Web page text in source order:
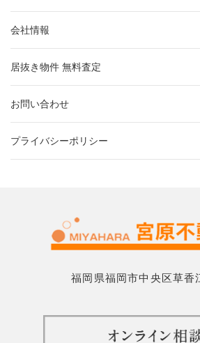
会社情報
居抜き物件 無料査定
お問い合わせ
プライバシーポリシー
福岡県福岡市中央区草香